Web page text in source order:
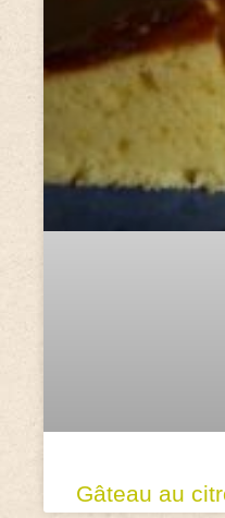
Gâteau au